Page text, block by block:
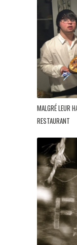
MALGRÉ LEUR
RESTAURANT